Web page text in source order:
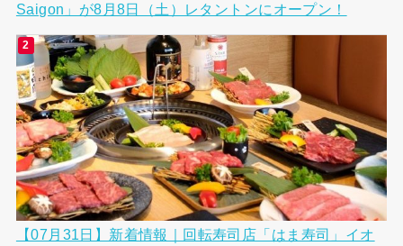
Saigon」が8月8日（土）レタントンにオープン！
【07月31日】新着情報｜回転寿司店「はま寿司」イオ